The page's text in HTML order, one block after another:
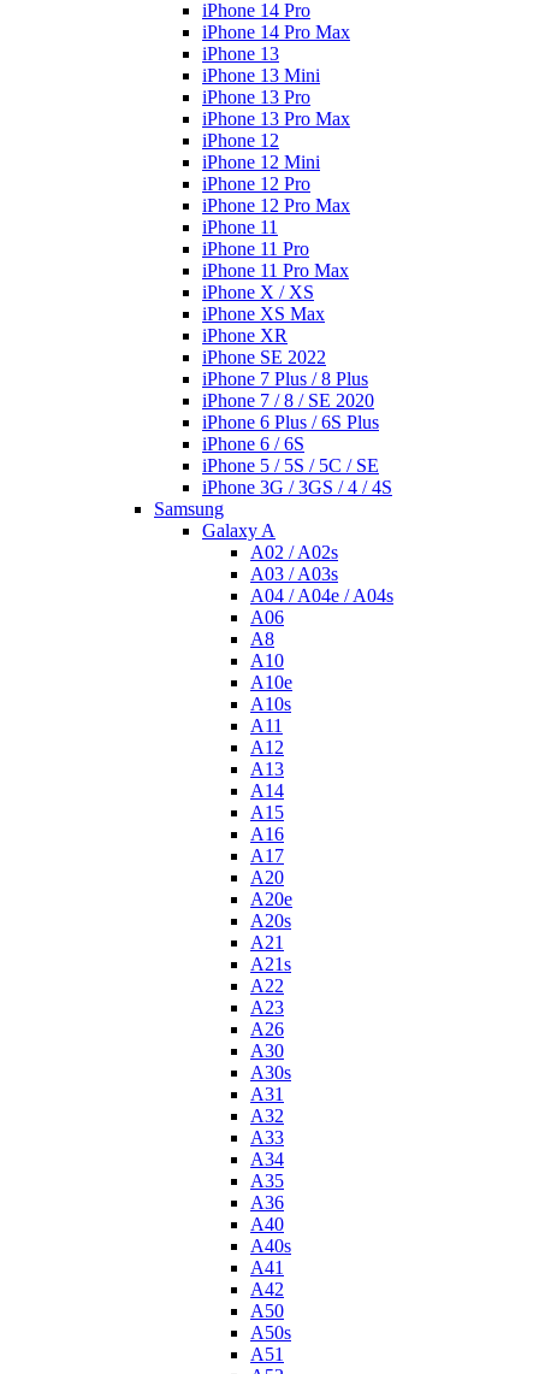
iPhone 14 Pro
iPhone 14 Pro Max
iPhone 13
iPhone 13 Mini
iPhone 13 Pro
iPhone 13 Pro Max
iPhone 12
iPhone 12 Mini
iPhone 12 Pro
iPhone 12 Pro Max
iPhone 11
iPhone 11 Pro
iPhone 11 Pro Max
iPhone X / XS
iPhone XS Max
iPhone XR
iPhone SE 2022
iPhone 7 Plus / 8 Plus
iPhone 7 / 8 / SE 2020
iPhone 6 Plus / 6S Plus
iPhone 6 / 6S
iPhone 5 / 5S / 5C / SE
iPhone 3G / 3GS / 4 / 4S
Samsung
Galaxy A
A02 / A02s
A03 / A03s
A04 / A04e / A04s
A06
A8
A10
A10e
A10s
A11
A12
A13
A14
A15
A16
A17
A20
A20e
A20s
A21
A21s
A22
A23
A26
A30
A30s
A31
A32
A33
A34
A35
A36
A40
A40s
A41
A42
A50
A50s
A51